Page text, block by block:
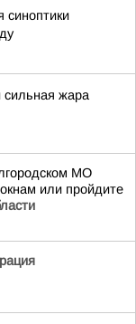
синоптики
жара
МО
или пройдите